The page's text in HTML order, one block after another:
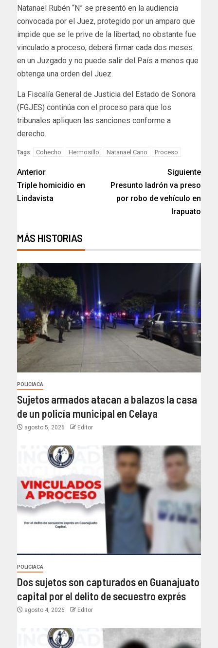
Natanael Rubén “N” se presentó en la audiencia
convocada por el Juez, protegido por un amparo que
impide que se le prive de la libertad, no obstante fue
vinculado a proceso, deberá firmar cada dos meses
en un Juzgado y no puede salir del País a menos que
obtenga una orden del Juez.
La Fiscalía General de Justicia del Estado de Sonora
(FGJES) continúa con el proceso para que los
tribunales apliquen las sanciones conforme a
derecho.
Tags: Cohecho Hermosillo Natanael Cano Proceso
Anterior
Triple homicidio en
Lindavista
Siguiente
Presunto ladrón va preso
por robo de vehículo en
Irapuato
MÁS HISTORIAS
POLICIACA
Sujetos armados atacan a balazos la casa
de un policía municipal en Celaya
agosto 5, 2026 Editor
POLICIACA
Dos sujetos son capturados en Guanajuato
capital por el delito de secuestro exprés
agosto 4, 2026 Editor